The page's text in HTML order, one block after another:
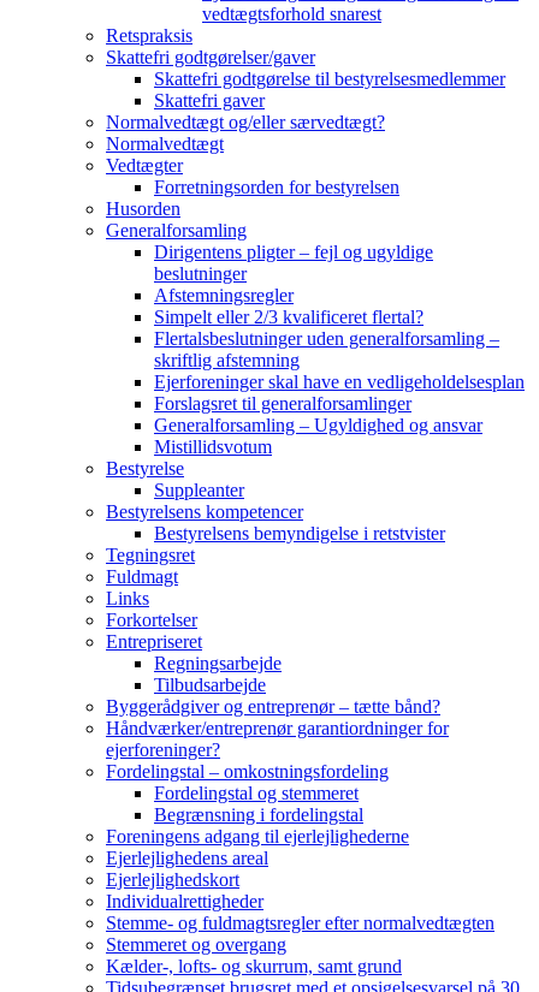
vedtægtsforhold snarest
Retspraksis
Skattefri godtgørelser/gaver
Skattefri godtgørelse til bestyrelsesmedlemmer
Skattefri gaver
Normalvedtægt og/eller særvedtægt?
Normalvedtægt
Vedtægter
Forretningsorden for bestyrelsen
Husorden
Generalforsamling
Dirigentens pligter – fejl og ugyldige
beslutninger
Afstemningsregler
Simpelt eller 2/3 kvalificeret flertal?
Flertalsbeslutninger uden generalforsamling –
skriftlig afstemning
Ejerforeninger skal have en vedligeholdelsesplan
Forslagsret til generalforsamlinger
Generalforsamling – Ugyldighed og ansvar
Mistillidsvotum
Bestyrelse
Suppleanter
Bestyrelsens kompetencer
Bestyrelsens bemyndigelse i retstvister
Tegningsret
Fuldmagt
Links
Forkortelser
Entrepriseret
Regningsarbejde
Tilbudsarbejde
Byggerådgiver og entreprenør – tætte bånd?
Håndværker/entreprenør garantiordninger for
ejerforeninger?
Fordelingstal – omkostningsfordeling
Fordelingstal og stemmeret
Begrænsning i fordelingstal
Foreningens adgang til ejerlejlighederne
Ejerlejlighedens areal
Ejerlejlighedskort
Individualrettigheder
Stemme- og fuldmagtsregler efter normalvedtægten
Stemmeret og overgang
Kælder-, lofts- og skurrum, samt grund
Tidsubegrænset brugsret med et opsigelsesvarsel på 30